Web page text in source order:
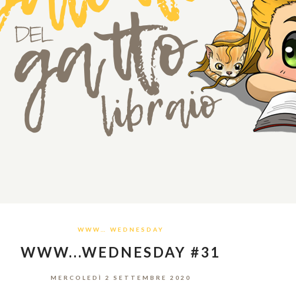
WWW… WEDNESDAY
WWW...WEDNESDAY #31
MERCOLEDÌ 2 SETTEMBRE 2020